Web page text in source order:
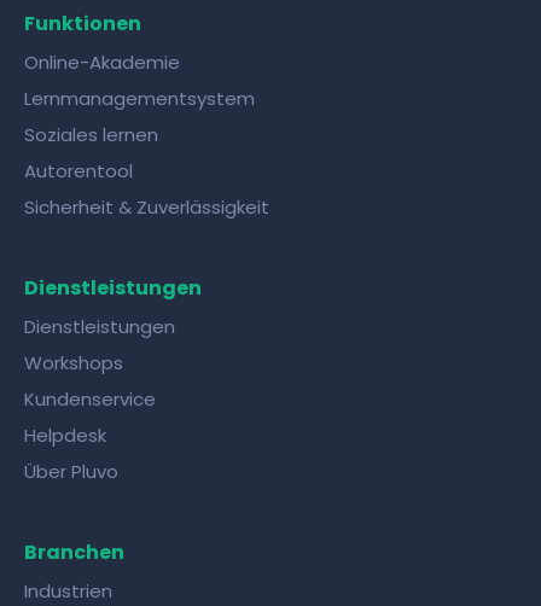
Funktionen
Online-Akademie
Lernmanagementsystem
Soziales lernen
Autorentool
Sicherheit & Zuverlässigkeit
Dienstleistungen
Dienstleistungen
Workshops
Kundenservice
Helpdesk
Über Pluvo
Branchen
Industrien